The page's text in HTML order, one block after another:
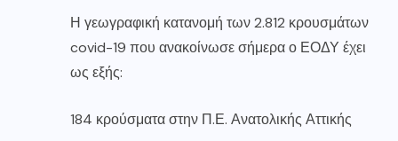
Η γεωγραφική κατανομή των 2.812 κρουσμάτων
covid-19 που ανακοίνωσε σήμερα ο ΕΟΔΥ έχει
ως εξής:
184 κρούσματα στην Π.Ε. Ανατολικής Αττικής